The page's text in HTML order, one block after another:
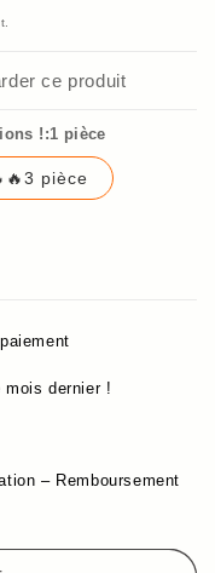
ce produit
!:1 pièce
pièce
mois dernier !
– Remboursement